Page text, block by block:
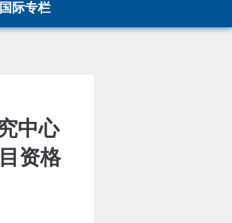
国际专栏
中心
资格